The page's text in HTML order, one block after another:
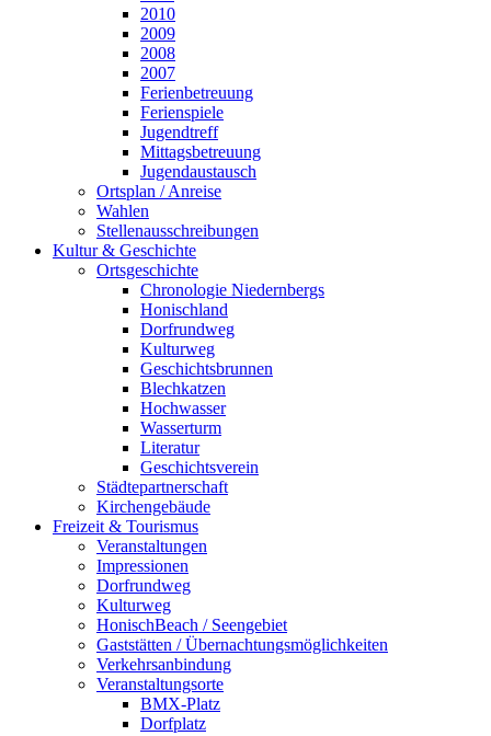
2010
2009
2008
2007
Ferienbetreuung
Ferienspiele
Jugendtreff
Mittagsbetreuung
Jugendaustausch
Ortsplan / Anreise
Wahlen
Stellenausschreibungen
Kultur & Geschichte
Ortsgeschichte
Chronologie Niedernbergs
Honischland
Dorfrundweg
Kulturweg
Geschichtsbrunnen
Blechkatzen
Hochwasser
Wasserturm
Literatur
Geschichtsverein
Städtepartnerschaft
Kirchengebäude
Freizeit & Tourismus
Veranstaltungen
Impressionen
Dorfrundweg
Kulturweg
HonischBeach / Seengebiet
Gaststätten / Übernachtungsmöglichkeiten
Verkehrsanbindung
Veranstaltungsorte
BMX-Platz
Dorfplatz